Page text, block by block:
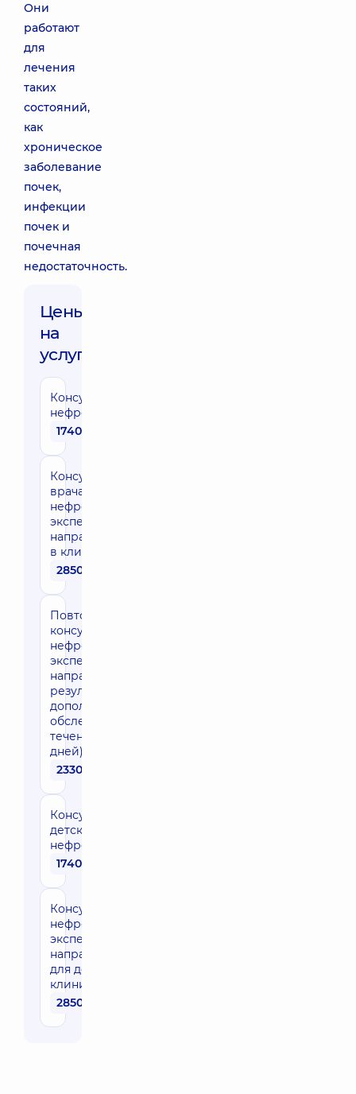
Они
работают
для
лечения
таких
состояний,
как
хроническое
заболевание
почек,
инфекции
почек и
почечная
недостаточность.
Цены
на
услуги:
Консультация
нефролога
1740 грн
Консультация
врача
нефролога
эксперта
направления
в клинике
2850 грн
Повторная
консультация
нефролога
эксперта
направления (по
результатам
дополнительного
обследования в
течение 10-ти
дней)
2330 грн
Консультация
детского
нефролога
1740 грн
Консультация
нефролога
эксперта
направления
для детей в
клинике
2850 грн